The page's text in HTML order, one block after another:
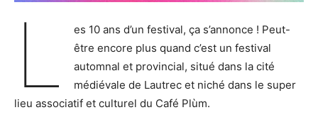
L
es 10 ans d’un festival, ça s’annonce ! Peut-
être encore plus quand c’est un festival
automnal et provincial, situé dans la cité
médiévale de Lautrec et niché dans le super
lieu associatif et culturel du Café Plùm.